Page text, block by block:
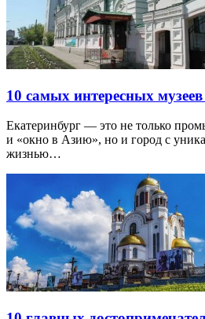
10 самых интересных
Екатеринбург — это не только
и «окно в Азию», но и город с
жизнью…